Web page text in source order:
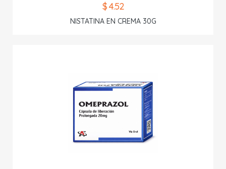
$ 4.52
NISTATINA EN CREMA 30G